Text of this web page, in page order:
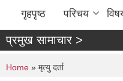
गृहपृष्ठ परिचय
प्रमुख सामाचार >
You are here
Home » मृत्यु दर्ता